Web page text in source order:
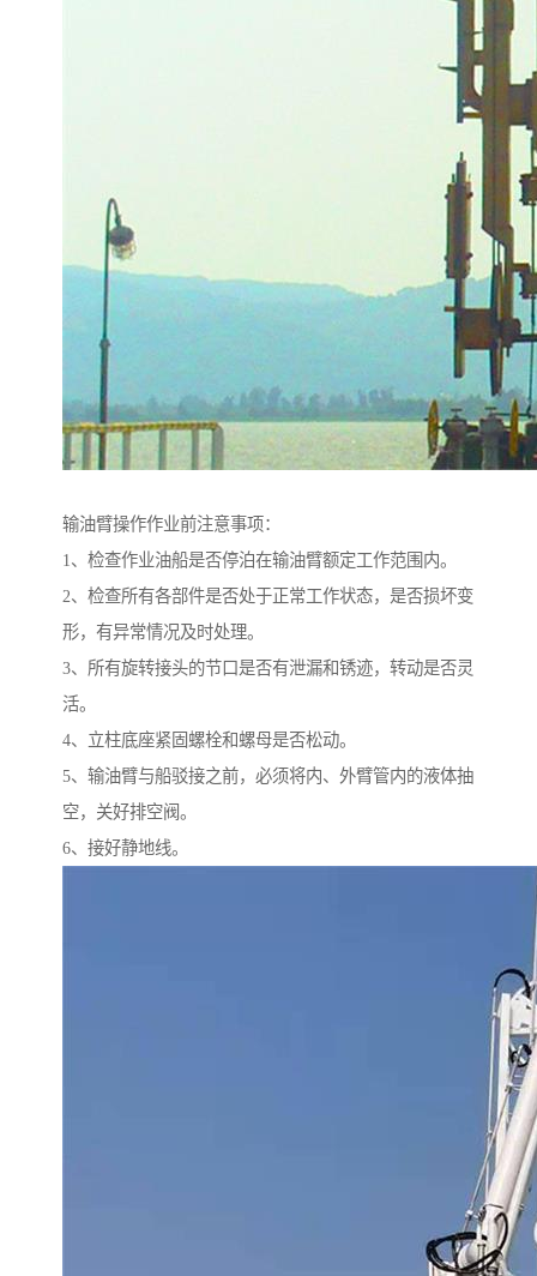
输油臂操作作业前注意事项：
1、检查作业油船是否停泊在输油臂额定工作范围内。
2、检查所有各部件是否处于正常工作状态，是否损坏变
形，有异常情况及时处理。
3、所有旋转接头的节口是否有泄漏和锈迹，转动是否灵
活。
4、立柱底座紧固螺栓和螺母是否松动。
5、输油臂与船驳接之前，必须将内、外臂管内的液体抽
空，关好排空阀。
6、接好静地线。